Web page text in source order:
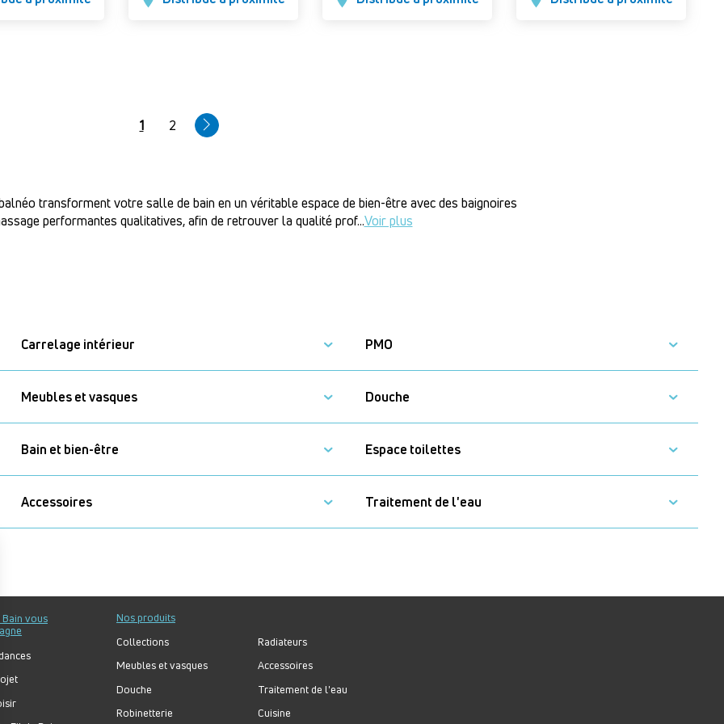
Page
1 Page
2
transforment votre salle de bain en un véritable espace de bien-être avec des baignoires
performantes qualitatives, afin de retrouver la qualité prof...Voir plus
Carrelage intérieur PMO
Meubles et vasques Douche
Bain et bien-être Espace toilettes
Accessoires Traitement de l'eau
Bain vous
Nos produits
Collections
Meubles et vasques
Douche
Robinetterie
Radiateurs
Accessoires
Traitement de l'eau
Cuisine